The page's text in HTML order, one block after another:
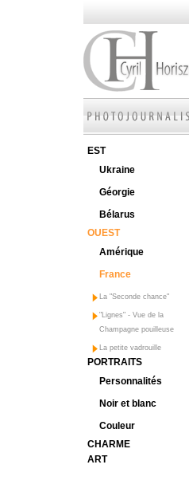
EST
Ukraine
Géorgie
Bélarus
OUEST
Amérique
France
La "Seconde chance"
"Lignes" - Vue de la
Champagne pouilleuse
La petite vadrouille
PORTRAITS
Personnalités
Noir et blanc
Couleur
CHARME
ART